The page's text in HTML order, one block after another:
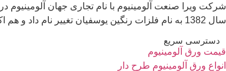
سال 1382 به نام فلزات رنگین یوسفیان تغییر نام داد و هم اکنون با نام تجاری جهان آلومینیوم در صنعت آلومینیوم کشور آماده خدمت رسانی به هم وطنان عزیز میباشد.
دسترسی سریع
قیمت ورق آلومینیوم
انواع ورق آلومینیوم طرح دار